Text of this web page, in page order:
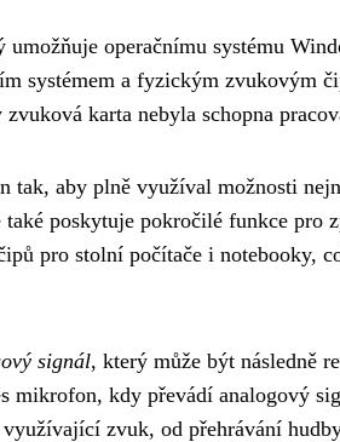
operačnímu systému
systémem a fyzickým zvukovým
karta nebyla schopna
tak, aby plně využíval možnosti
poskytuje pokročilé funkce pro
pro stolní počítače i notebooky,
signál, který může být následně
mikrofon, kdy převádí analogový
zvuk, od přehrávání